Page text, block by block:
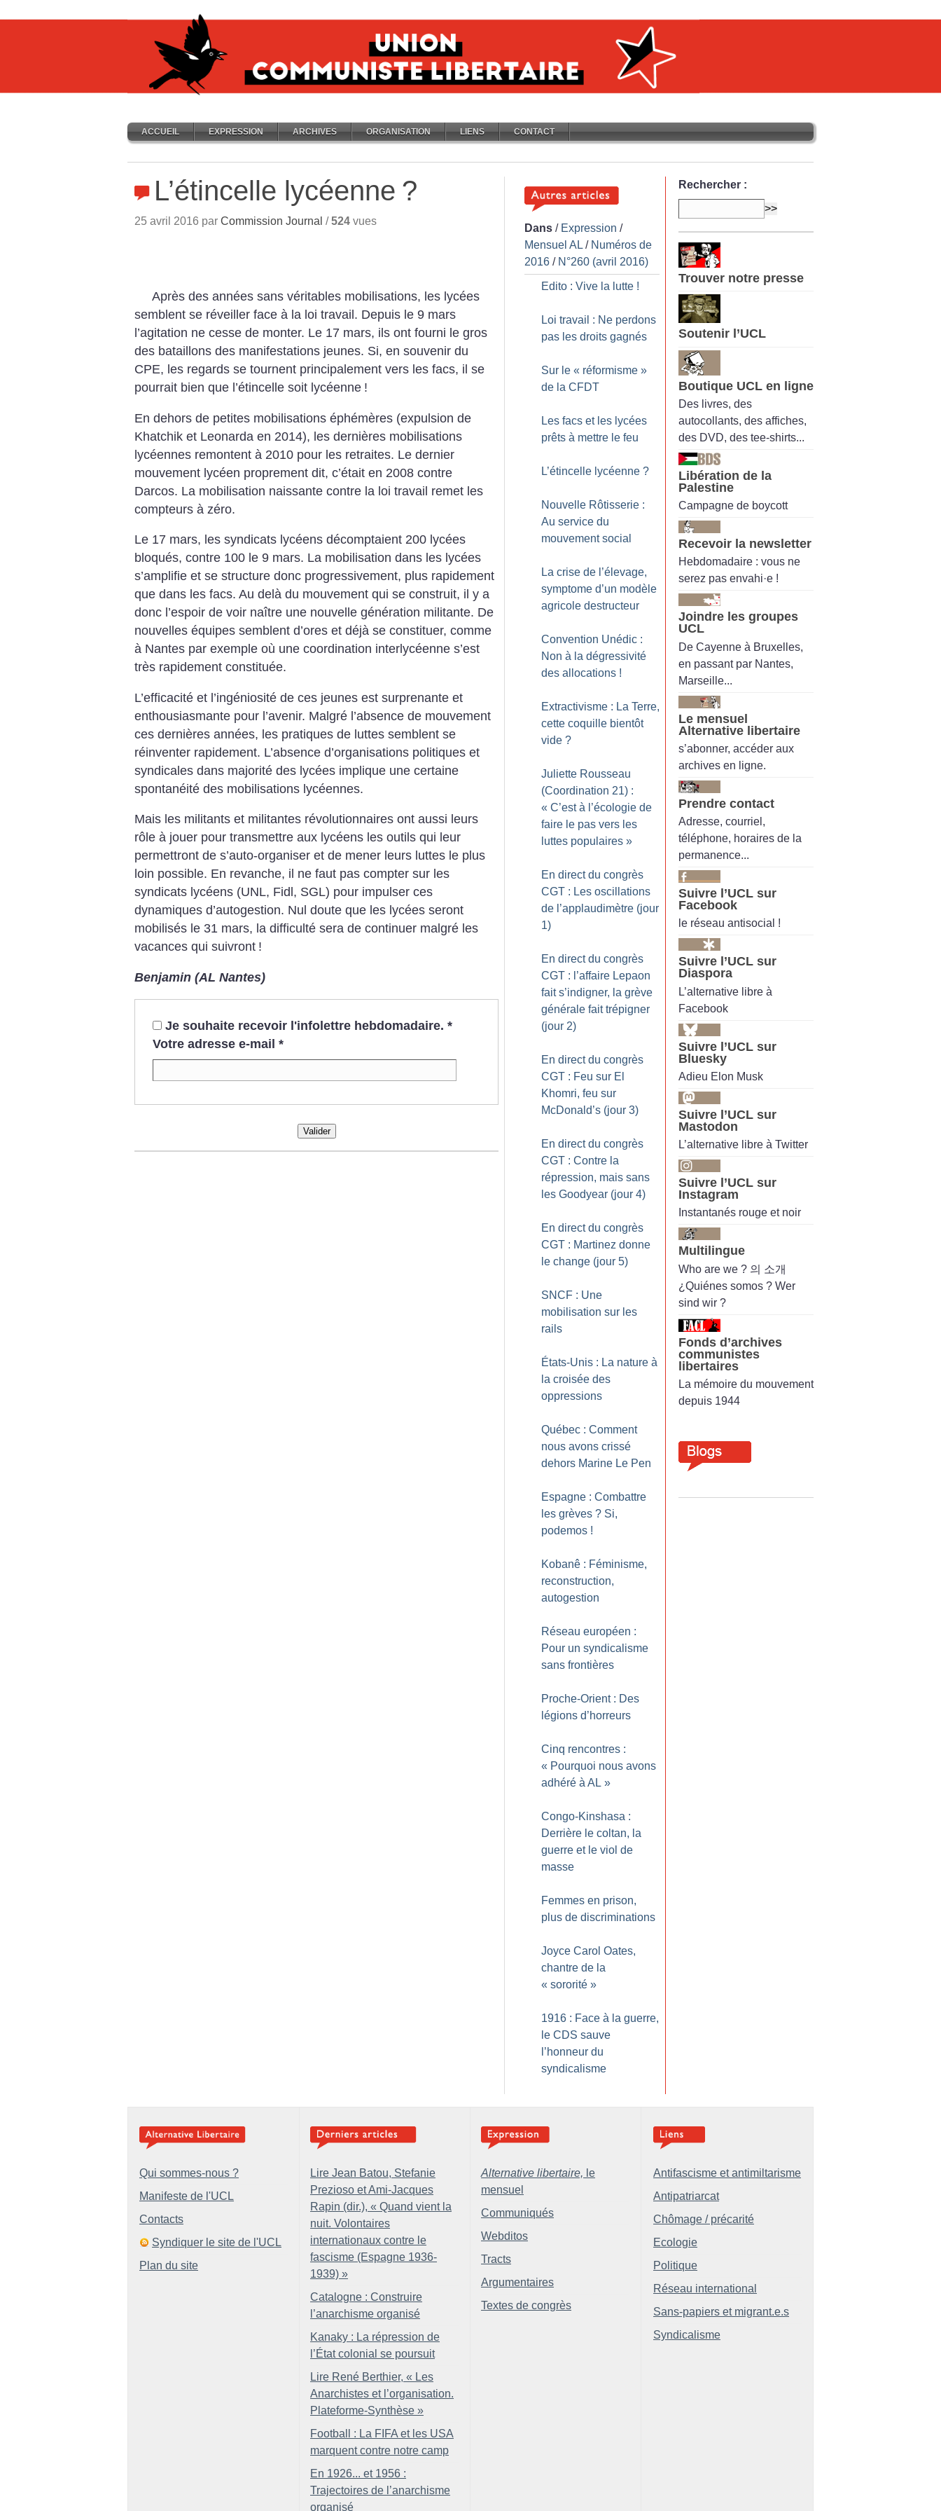
ACCUEIL EXPRESSION ARCHIVES ORGANISATION LIENS CONTACT
L’étincelle lycéenne ?
25 avril 2016 par Commission Journal /524 vues
Après des années sans véritables mobilisations, les lycées
semblent se réveiller face à la loi travail. Depuis le 9 mars
l’agitation ne cesse de monter. Le 17 mars, ils ont fourni le gros
des bataillons des manifestations jeunes. Si, en souvenir du
CPE, les regards se tournent principalement vers les facs, il se
pourrait bien que l’étincelle soit lycéenne !
En dehors de petites mobilisations éphémères (expulsion de
Khatchik et Leonarda en 2014), les dernières mobilisations
lycéennes remontent à 2010 pour les retraites. Le dernier
mouvement lycéen proprement dit, c’était en 2008 contre
Darcos. La mobilisation naissante contre la loi travail remet les
compteurs à zéro.
Le 17 mars, les syndicats lycéens décomptaient 200 lycées
bloqués, contre 100 le 9 mars. La mobilisation dans les lycées
s’amplifie et se structure donc progressivement, plus rapidement
que dans les facs. Au delà du mouvement qui se construit, il y a
donc l’espoir de voir naître une nouvelle génération militante. De
nouvelles équipes semblent d’ores et déjà se constituer, comme
à Nantes par exemple où une coordination interlycéenne s’est
très rapidement constituée.
L’efficacité et l’ingéniosité de ces jeunes est surprenante et
enthousiasmante pour l’avenir. Malgré l’absence de mouvement
ces dernières années, les pratiques de luttes semblent se
réinventer rapidement. L’absence d’organisations politiques et
syndicales dans majorité des lycées implique une certaine
spontanéité des mobilisations lycéennes.
Mais les militants et militantes révolutionnaires ont aussi leurs
rôle à jouer pour transmettre aux lycéens les outils qui leur
permettront de s’auto-organiser et de mener leurs luttes le plus
loin possible. En revanche, il ne faut pas compter sur les
syndicats lycéens (UNL, Fidl, SGL) pour impulser ces
dynamiques d’autogestion. Nul doute que les lycées seront
mobilisés le 31 mars, la difficulté sera de continuer malgré les
vacances qui suivront !
Benjamin (AL Nantes)
Je souhaite recevoir l'infolettre hebdomadaire. *
Votre adresse e-mail *
Valider
Dans / Expression /
Mensuel AL / Numéros de
2016 / N°260 (avril 2016)
Edito : Vive la lutte !
Loi travail : Ne perdons
pas les droits gagnés
Sur le « réformisme »
de la CFDT
Les facs et les lycées
prêts à mettre le feu
L’étincelle lycéenne ?
Nouvelle Rôtisserie :
Au service du
mouvement social
La crise de l’élevage,
symptome d’un modèle
agricole destructeur
Convention Unédic :
Non à la dégressivité
des allocations !
Extractivisme : La Terre,
cette coquille bientôt
vide ?
Juliette Rousseau
(Coordination 21) :
« C’est à l’écologie de
faire le pas vers les
luttes populaires »
En direct du congrès
CGT : Les oscillations
de l’applaudimètre (jour
1)
En direct du congrès
CGT : l’affaire Lepaon
fait s’indigner, la grève
générale fait trépigner
(jour 2)
En direct du congrès
CGT : Feu sur El
Khomri, feu sur
McDonald’s (jour 3)
En direct du congrès
CGT : Contre la
répression, mais sans
les Goodyear (jour 4)
En direct du congrès
CGT : Martinez donne
le change (jour 5)
SNCF : Une
mobilisation sur les
rails
États-Unis : La nature à
la croisée des
oppressions
Québec : Comment
nous avons crissé
dehors Marine Le Pen
Espagne : Combattre
les grèves ? Si,
podemos !
Kobanê : Féminisme,
reconstruction,
autogestion
Réseau européen :
Pour un syndicalisme
sans frontières
Proche-Orient : Des
légions d’horreurs
Cinq rencontres :
« Pourquoi nous avons
adhéré à AL »
Congo-Kinshasa :
Derrière le coltan, la
guerre et le viol de
masse
Femmes en prison,
plus de discriminations
Joyce Carol Oates,
chantre de la
« sororité »
1916 : Face à la guerre,
le CDS sauve
l’honneur du
syndicalisme
Rechercher :
Trouver notre presse
Soutenir l’UCL
Boutique UCL en ligne
Des livres, des
autocollants, des affiches,
des DVD, des tee-shirts...
Libération de la
Palestine
Campagne de boycott
Recevoir la newsletter
Hebdomadaire : vous ne
serez pas envahi·e !
Joindre les groupes
UCL
De Cayenne à Bruxelles,
en passant par Nantes,
Marseille...
Le mensuel
Alternative libertaire
s’abonner, accéder aux
archives en ligne.
Prendre contact
Adresse, courriel,
téléphone, horaires de la
permanence...
Suivre l’UCL sur
Facebook
le réseau antisocial !
Suivre l’UCL sur
Diaspora
L’alternative libre à
Facebook
Suivre l’UCL sur
Bluesky
Adieu Elon Musk
Suivre l’UCL sur
Mastodon
L’alternative libre à Twitter
Suivre l’UCL sur
Instagram
Instantanés rouge et noir
Multilingue
Who are we ? 의 소개
¿Quiénes somos ? Wer
sind wir ?
Fonds d’archives
communistes
libertaires
La mémoire du mouvement
depuis 1944
Qui sommes-nous ?
Manifeste de l'UCL
Contacts
Syndiquer le site de l'UCL
Plan du site
Lire Jean Batou, Stefanie
Prezioso et Ami-Jacques
Rapin (dir.), « Quand vient la
nuit. Volontaires
internationaux contre le
fascisme (Espagne 1936-
1939) »
Catalogne : Construire
l’anarchisme organisé
Kanaky : La répression de
l’État colonial se poursuit
Lire René Berthier, « Les
Anarchistes et l’organisation.
Plateforme-Synthèse »
Football : La FIFA et les USA
marquent contre notre camp
En 1926... et 1956 :
Trajectoires de l’anarchisme
organisé
Alternative libertaire, le
mensuel
Communiqués
Webditos
Tracts
Argumentaires
Textes de congrès
Antifascisme et antimiltarisme
Antipatriarcat
Chômage / précarité
Ecologie
Politique
Réseau international
Sans-papiers et migrant.e.s
Syndicalisme